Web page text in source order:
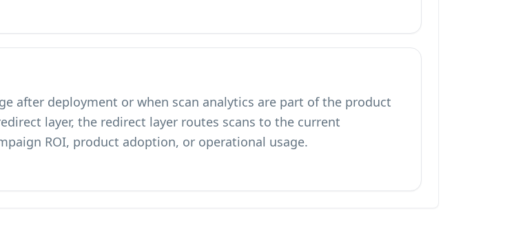
after deployment or when scan analytics are part of the product
layer, the redirect layer routes scans to the current
ROI, product adoption, or operational usage.